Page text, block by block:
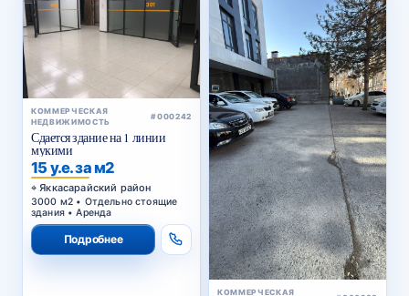
КОММЕРЧЕСКАЯ
НЕДВИЖИМОСТЬ
#000242
Сдается здание на 1 линии
мукими
15 у.е. за м2
Яккасарайский район
3000 м2 • Отдельно стоящие
здания • Аренда
Подробнее
КОММЕРЧЕСКАЯ